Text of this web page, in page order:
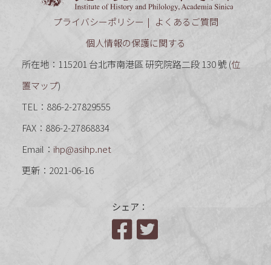
プライバシーポリシー
よくあるご質問
個人情報の保護に関する
所在地：115201 台北市南港區 研究院路二段 130 號 (位
置マップ)
TEL：886-2-27829555
FAX：886-2-27868834
Email： ihp@asihp.net
更新：2021-06-16
シェア：
Facebook